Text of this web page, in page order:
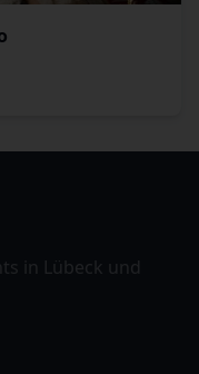
in Lübeck und